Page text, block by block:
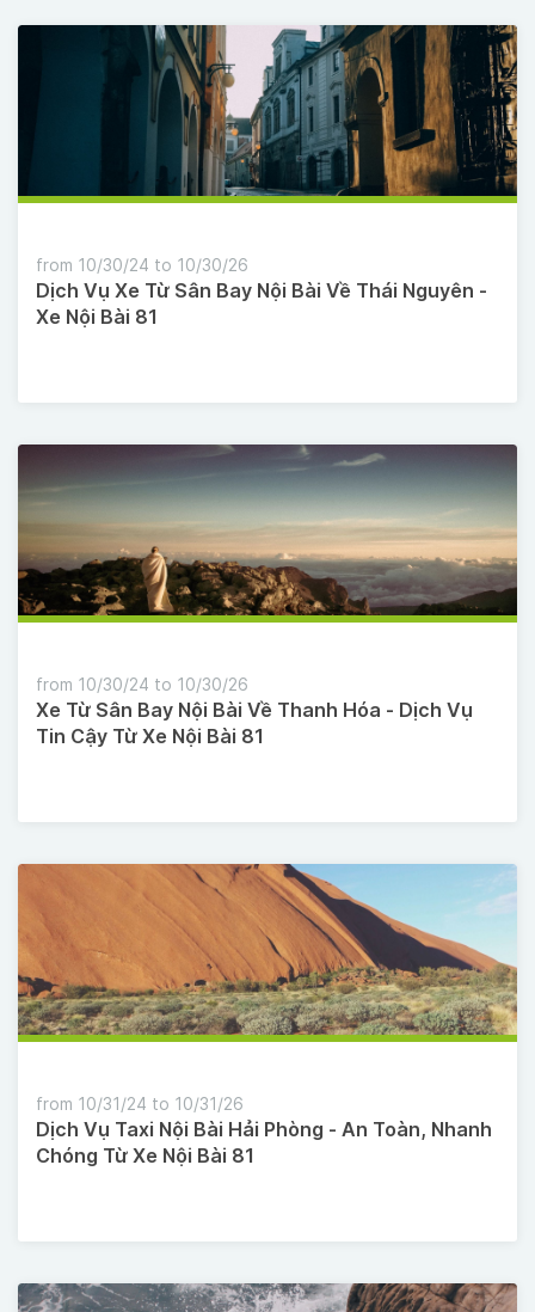
Dịch Vụ Xe Từ Sân Bay Nội Bài Về Thái Nguyên -
Xe Nội Bài 81
from 10/30/24 to 10/30/26
Xe Từ Sân Bay Nội Bài Về Thanh Hóa - Dịch Vụ
Tin Cậy Từ Xe Nội Bài 81
from 10/30/24 to 10/30/26
Dịch Vụ Taxi Nội Bài Hải Phòng - An Toàn, Nhanh
Chóng Từ Xe Nội Bài 81
from 10/31/24 to 10/31/26